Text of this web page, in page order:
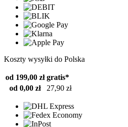
Koszty wysyłki do Polska
od 199,00 zł gratis*
od 0,00 zł
27,90 zł